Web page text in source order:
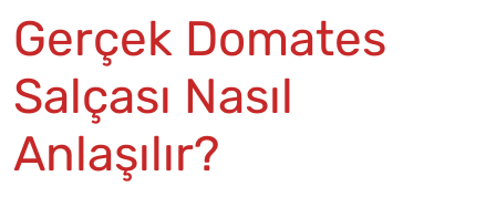
Gerçek Domates
Salçası Nasıl
Anlaşılır?